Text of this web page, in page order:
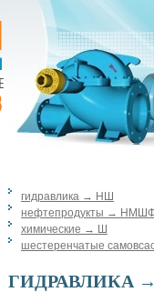
гидравлика → НШ
нефтепродукты →
химические → Ш
шестеренчатые
ГИДРАВЛИКА